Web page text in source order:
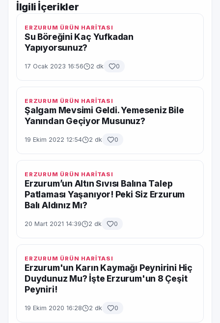
İlgili İçerikler
ERZURUM ÜRÜN HARİTASI
Su Böreğini Kaç Yufkadan
Yapıyorsunuz?
17 Ocak 2023 16:56 2 dk 0
ERZURUM ÜRÜN HARİTASI
Şalgam Mevsimi Geldi. Yemeseniz Bile
Yanından Geçiyor Musunuz?
19 Ekim 2022 12:54 2 dk 0
ERZURUM ÜRÜN HARİTASI
Erzurum’un Altın Sıvısı Balına Talep
Patlaması Yaşanıyor! Peki Siz Erzurum
Balı Aldınız Mı?
20 Mart 2021 14:39 2 dk 0
ERZURUM ÜRÜN HARİTASI
Erzurum'un Karın Kaymağı Peynirini Hiç
Duydunuz Mu? İşte Erzurum'un 8 Çeşit
Peyniri!
19 Ekim 2020 16:28 2 dk 0